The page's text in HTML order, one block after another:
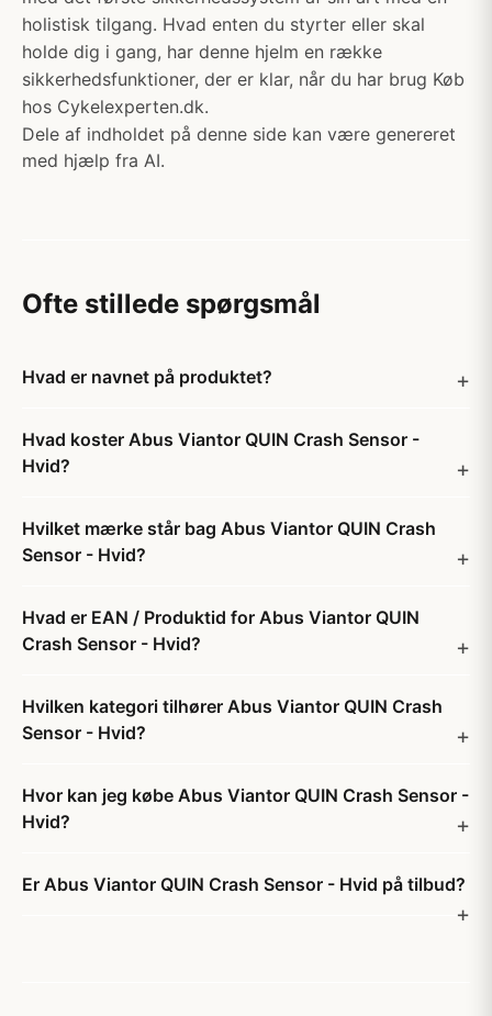
holistisk tilgang. Hvad enten du styrter eller skal
holde dig i gang, har denne hjelm en række
sikkerhedsfunktioner, der er klar, når du har brug Køb
hos Cykelexperten.dk.
Dele af indholdet på denne side kan være genereret
med hjælp fra AI.
Ofte stillede spørgsmål
Hvad er navnet på produktet?
Hvad koster Abus Viantor QUIN Crash Sensor -
Hvid?
Hvilket mærke står bag Abus Viantor QUIN Crash
Sensor - Hvid?
Hvad er EAN / Produktid for Abus Viantor QUIN
Crash Sensor - Hvid?
Hvilken kategori tilhører Abus Viantor QUIN Crash
Sensor - Hvid?
Hvor kan jeg købe Abus Viantor QUIN Crash Sensor -
Hvid?
Er Abus Viantor QUIN Crash Sensor - Hvid på tilbud?